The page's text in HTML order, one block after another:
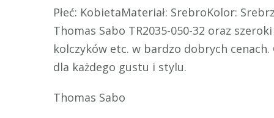
Płeć: KobietaMateriał: SrebroKolor:
Thomas Sabo TR2035-050-32 oraz
kolczyków etc. w bardzo dobrych
dla każdego gustu i stylu.
Thomas Sabo